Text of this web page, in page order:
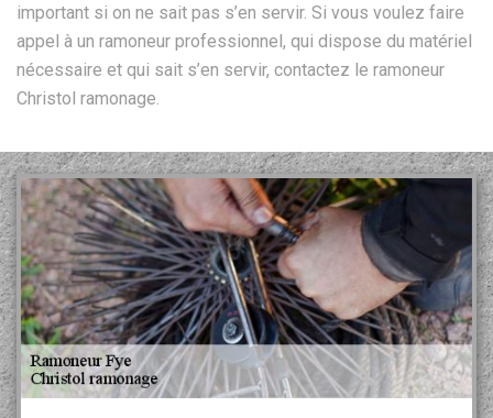
important si on ne sait pas s’en servir. Si vous voulez faire
appel à un ramoneur professionnel, qui dispose du matériel
nécessaire et qui sait s’en servir, contactez le ramoneur
Christol ramonage.